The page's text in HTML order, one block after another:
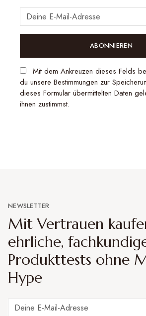
ABONNIEREN
Mit dem Ankreuzen dieses Felds
du unsere Bestimmungen zur
dieses Formular übermittelten Daten
ihnen zustimmst.
NEWSLETTER
Mit Vertrauen
ehrliche,
Produkttests ohne
Hype